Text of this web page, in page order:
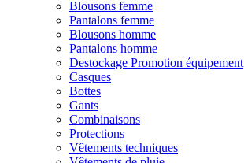
Blousons femme
Pantalons femme
Blousons homme
Pantalons homme
Destockage Promotion équipement
Casques
Bottes
Gants
Combinaisons
Protections
Vêtements techniques